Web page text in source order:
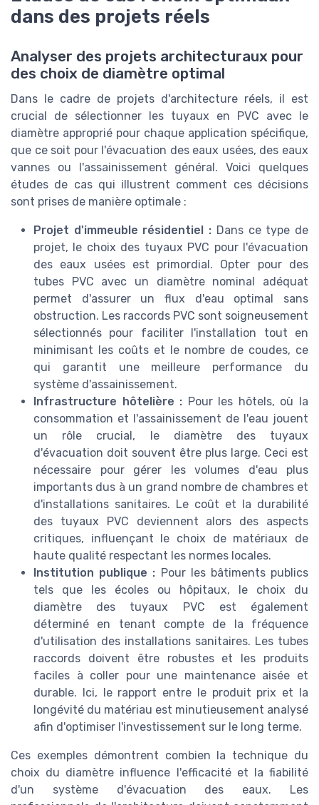
dans des projets réels
Analyser des projets architecturaux pour
des choix de diamètre optimal
Dans le cadre de projets d'architecture réels, il est
crucial de sélectionner les tuyaux en PVC avec le
diamètre approprié pour chaque application spécifique,
que ce soit pour l'évacuation des eaux usées, des eaux
vannes ou l'assainissement général. Voici quelques
études de cas qui illustrent comment ces décisions
sont prises de manière optimale :
Projet d'immeuble résidentiel : Dans ce type de
projet, le choix des tuyaux PVC pour l'évacuation
des eaux usées est primordial. Opter pour des
tubes PVC avec un diamètre nominal adéquat
permet d'assurer un flux d'eau optimal sans
obstruction. Les raccords PVC sont soigneusement
sélectionnés pour faciliter l'installation tout en
minimisant les coûts et le nombre de coudes, ce
qui garantit une meilleure performance du
système d'assainissement.
Infrastructure hôtelière : Pour les hôtels, où la
consommation et l'assainissement de l'eau jouent
un rôle crucial, le diamètre des tuyaux
d'évacuation doit souvent être plus large. Ceci est
nécessaire pour gérer les volumes d'eau plus
importants dus à un grand nombre de chambres et
d'installations sanitaires. Le coût et la durabilité
des tuyaux PVC deviennent alors des aspects
critiques, influençant le choix de matériaux de
haute qualité respectant les normes locales.
Institution publique : Pour les bâtiments publics
tels que les écoles ou hôpitaux, le choix du
diamètre des tuyaux PVC est également
déterminé en tenant compte de la fréquence
d'utilisation des installations sanitaires. Les tubes
raccords doivent être robustes et les produits
faciles à coller pour une maintenance aisée et
durable. Ici, le rapport entre le produit prix et la
longévité du matériau est minutieusement analysé
afin d'optimiser l'investissement sur le long terme.
Ces exemples démontrent combien la technique du
choix du diamètre influence l'efficacité et la fiabilité
d'un système d'évacuation des eaux. Les